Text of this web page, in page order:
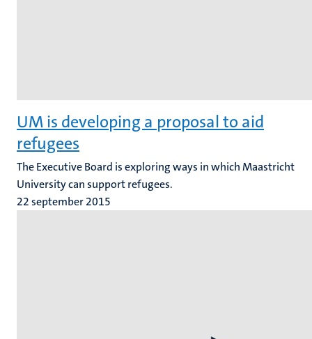
UM is developing a proposal to aid
refugees
The Executive Board is exploring ways in which Maastricht
University can support refugees.
22 september 2015